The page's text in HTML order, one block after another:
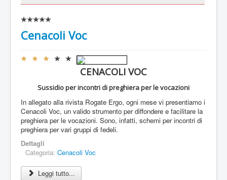
V
l
a
n
e
a
t
u
l
Cenacoli Voc
V
a
z
i
o
n
t
CENACOLI VOC
Sussidio per incontri di preghiera per le vocazioni
In allegato alla rivista Rogate Ergo, ogni mese vi presentiamo i
Cenacoli Voc, un valido strumento per diffondere e facilitare la
preghiera per le vocazioni. Sono, infatti, schemi per incontri di
preghiera per vari gruppi di fedeli.
Dettagli
Categoria: Cenacoli Voc
Leggi tutto...